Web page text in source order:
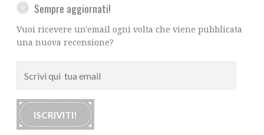
Sempre aggiornati!
Vuoi ricevere un'email ogni volta che viene pubblicata
una nuova recensione?
qui
tua
email
ISCRIVITI!